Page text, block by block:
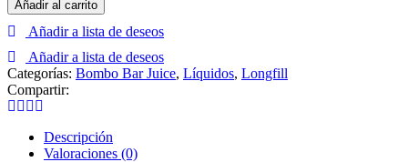
Milkshake
Ice
24ml
(Longfill)
-
Bombo
Bar
Juice
cantidad
Añadir al carrito
Añadir a lista de deseos
Añadir a lista de deseos
Categorías: Bombo Bar Juice, Líquidos, Longfill
Compartir:
Descripción
Valoraciones (0)